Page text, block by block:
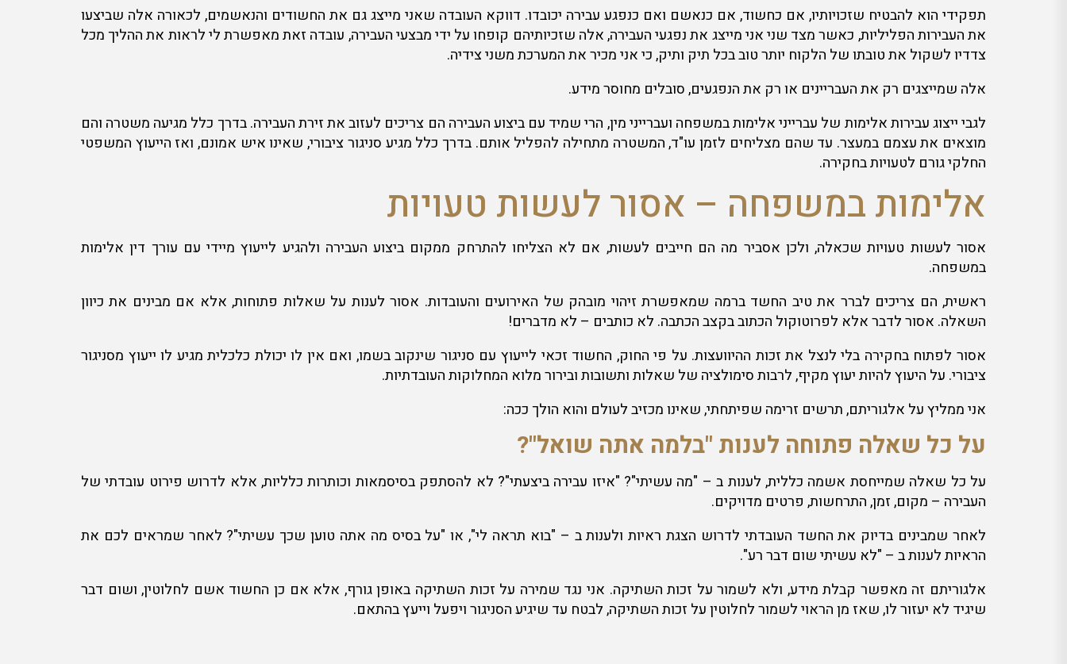
תפקידי הוא להבטיח שזכויותיו, אם כחשוד, אם כנאשם ואם כנפגע עבירה יכובדו. דווקא העובדה שאני מייצג גם את החשודים והנאשמים, לכאורה אלה שביצעו
את העבירות הפליליות, כאשר מצד שני אני מייצג את נפגעי העבירה, אלה שזכיותיהם קופחו על ידי מבצעי העבירה, עובדה זאת מאפשרת לי לראות את ההליך מכל
צדדיו לשקול את טובתו של הלקוח יותר טוב בכל תיק ותיק, כי אני מכיר את המערכת משני צידיה.
אלה שמייצגים רק את העבריינים או רק את הנפגעים, סובלים מחוסר מידע.
לגבי ייצוג עבירות אלימות של עברייני אלימות במשפחה ועברייני מין, הרי שמיד עם ביצוע העבירה הם צריכים לעזוב את זירת העבירה. בדרך כלל מגיעה משטרה והם
מוצאים את עצמם במעצר. עד שהם מצליחים לזמן עו"ד, המשטרה מתחילה להפליל אותם. בדרך כלל מגיע סניגור ציבורי, שאינו איש אמונם, ואז הייעוץ המשפטי
החלקי גורם לטעויות בחקירה.
אלימות במשפחה – אסור לעשות טעויות
אסור לעשות טעויות שכאלה, ולכן אסביר מה הם חייבים לעשות, אם לא הצליחו להתרחק ממקום ביצוע העבירה ולהגיע לייעוץ מיידי עם עורך דין אלימות
במשפחה.
ראשית, הם צריכים לברר את טיב החשד ברמה שמאפשרת זיהוי מובהק של האירועים והעובדות. אסור לענות על שאלות פתוחות, אלא אם מבינים את כיוון
השאלה. אסור לדבר אלא לפרוטוקול הכתוב בקצב הכתבה. לא כותבים – לא מדברים!
אסור לפתוח בחקירה בלי לנצל את זכות ההיוועצות. על פי החוק, החשוד זכאי לייעוץ עם סניגור שינקוב בשמו, ואם אין לו יכולת כלכלית מגיע לו ייעוץ מסניגור
ציבורי. על היעוץ להיות יעוץ מקיף, לרבות סימולציה של שאלות ותשובות ובירור מלוא המחלוקות העובדתיות.
אני ממליץ על אלגוריתם, תרשים זרימה שפיתחתי, שאינו מכזיב לעולם והוא הולך ככה:
על כל שאלה פתוחה לענות "בלמה אתה שואל"?
על כל שאלה שמייחסת אשמה כללית, לענות ב – "מה עשיתי"? "איזו עבירה ביצעתי"? לא להסתפק בסיסמאות וכותרות כלליות, אלא לדרוש פירוט עובדתי של
העבירה – מקום, זמן, התרחשות, פרטים מדויקים.
לאחר שמבינים בדיוק את החשד העובדתי לדרוש הצגת ראיות ולענות ב – "בוא תראה לי", או "על בסיס מה אתה טוען שכך עשיתי"? לאחר שמראים לכם את
הראיות לענות ב – "לא עשיתי שום דבר רע".
אלגוריתם זה מאפשר קבלת מידע, ולא לשמור על זכות השתיקה. אני נגד שמירה על זכות השתיקה באופן גורף, אלא אם כן החשוד אשם לחלוטין, ושום דבר
שיגיד לא יעזור לו, שאז מן הראוי לשמור לחלוטין על זכות השתיקה, לבטח עד שיגיע הסניגור ויפעל וייעץ בהתאם.